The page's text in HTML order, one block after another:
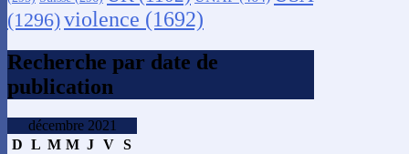
(1296)violence (1692)
Recherche par date de
publication
décembre 2021
D L M M J V S